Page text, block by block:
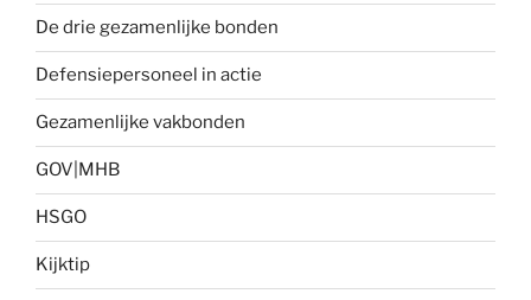
De drie gezamenlijke bonden
Defensiepersoneel in actie
Gezamenlijke vakbonden
GOV|MHB
HSGO
Kijktip